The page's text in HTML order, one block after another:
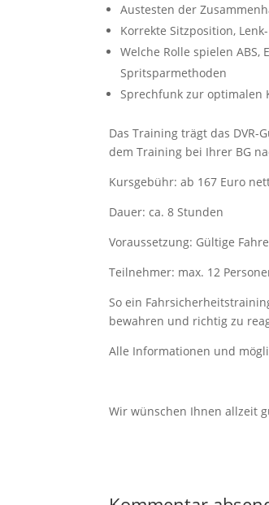
Austesten der
Korrekte Sitzposition,
Welche Rolle spielen ABS,
Spritsparmethoden
Sprechfunk zur optimalen
Das Training trägt das DVR-
dem Training bei Ihrer BG
Kursgebühr: ab 167 Euro
Dauer: ca. 8 Stunden
Voraussetzung: Gültige
Teilnehmer: max. 12
So ein
bewahren und richtig zu
Alle Informationen und
Wir wünschen Ihnen allzeit